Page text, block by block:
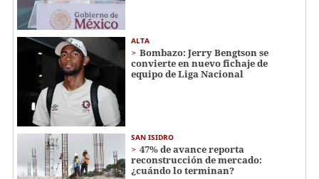
ALTA
Bombazo: Jerry Bengtson se
convierte en nuevo fichaje de
equipo de Liga Nacional
SAN ISIDRO
47% de avance reporta
reconstrucción de mercado:
¿cuándo lo terminan?